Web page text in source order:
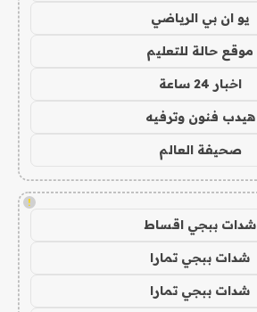
يو ان بي الرياضي
موقع حالة للتعليم
اخبار 24 ساعة
هيدب فنون وترفيه
صحيفة العالم
!
شدات ببجي اقساط
شدات ببجي تمارا
شدات ببجي تمارا